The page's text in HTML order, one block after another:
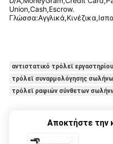
Union,Cash,Escrow.
αντιστατικό τρόλεϊ εργαστηρίου
τρόλεϊ συναρμολόγησης
τρόλεϊ ραφιών σύνθετων
Αποκτήστε την